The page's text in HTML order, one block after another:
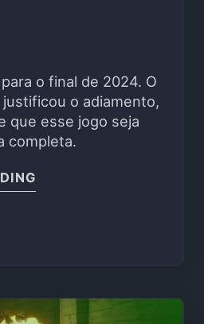
o final de 2024. O
o adiamento,
que esse jogo seja
completa.